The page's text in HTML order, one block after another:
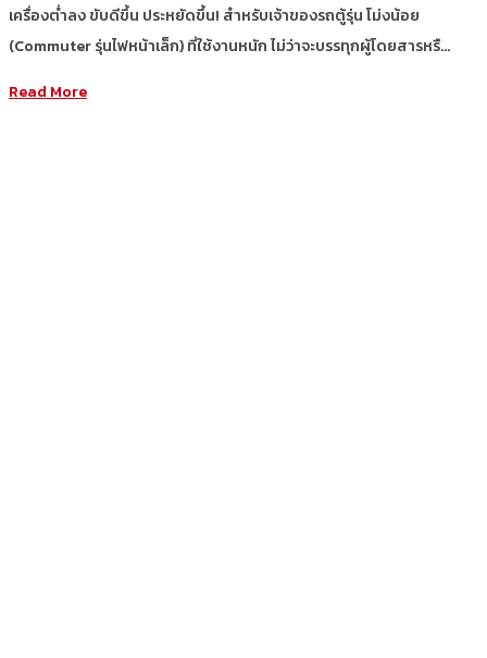
เครื่องต่ำลง ขับดีขึ้น ประหยัดขึ้น! สำหรับเจ้าของรถตู้รุ่น โม่งน้อย
(Commuter รุ่นไฟหน้าเล็ก) ที่ใช้งานหนัก ไม่ว่าจะบรรทุกผู้โดยสารหรื…
Read More